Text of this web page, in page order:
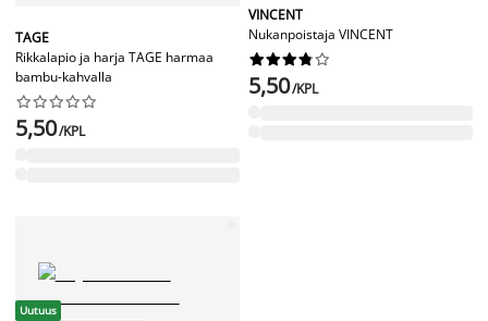
TAGE
Rikkalapio ja harja TAGE harmaa
bambu-kahvalla






5,50/KPL
VINCENT
Nukanpoistaja VINCENT






5,50/KPL
Uutuus